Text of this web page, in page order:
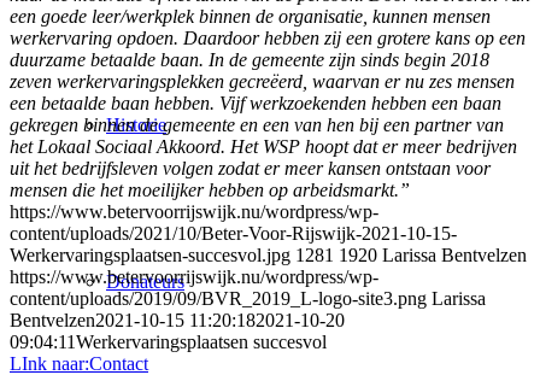
Historie
Donateurs
een goede leer/werkplek binnen de organisatie, kunnen mensen
werkervaring opdoen. Daardoor hebben zij een grotere kans op een
duurzame betaalde baan. In de gemeente zijn sinds begin 2018
zeven werkervaringsplekken gecreëerd, waarvan er nu zes mensen
een betaalde baan hebben. Vijf werkzoekenden hebben een baan
gekregen binnen de gemeente en een van hen bij een partner van
het Lokaal Sociaal Akkoord. Het WSP hoopt dat er meer bedrijven
uit het bedrijfsleven volgen zodat er meer kansen ontstaan voor
mensen die het moeilijker hebben op arbeidsmarkt.”
https://www.betervoorrijswijk.nu/wordpress/wp-
content/uploads/2021/10/Beter-Voor-Rijswijk-2021-10-15-
Werkervaringsplaatsen-succesvol.jpg 1281 1920 Larissa Bentvelzen
https://www.betervoorrijswijk.nu/wordpress/wp-
content/uploads/2019/09/BVR_2019_L-logo-site3.png Larissa
Bentvelzen2021-10-15 11:20:182021-10-20
09:04:11Werkervaringsplaatsen succesvol
LInk naar:Contact